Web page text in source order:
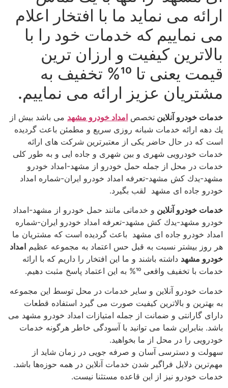
ارائه می نماید ما با افتخار اعلام
می نماییم كه خدمات خود را با
بالاترین كیفیت و ارزان ترین
قیمت یعنی تا 10% تخفیف به
مشتریان عزیز ارائه می نماییم.
خدمات خودرو آنلاین تخصص امداد خودرو مشهد می باشد بیش از
یك دهه ارائه خدمات شبانه روزی سریع و مطمئن باعث گردیده
است كه در حال حاضر یكی از معتبرترین شركت های ارائه
خدمات خودرویی شهری و بین شهری و جاده ایی و به طور كلی
خدمات در محل از جمله حمل خودرو از مشهد-امداد خودرو
مشهد-یدك كش مشهد-تعرفه امداد خودرو ایران-شماره امداد
خودرو جاده ای مشهد لقب بگیرد.
خدمات خودرو آنلاین و خدماتی مانند حمل خودرو از مشهد-امداد
خودرو مشهد-یدك كش مشهد-تعرفه امداد خودرو ایران-شماره
امداد خودرو جاده ای مشهد باعث گردیده است كه مشتریان ما
هر روز بیشتر نسبت به قبل حس اعتماد به مجموعه عظیم امداد
خودرو مشهد داشته باشند و ما این افتخار را داریم كه با ارائه
خدمات با تخفیف واقعی 10% به این اعتماد پاسخ مثبت دهیم.
خدمات خودرو آنلاین و سایر خدمات در محل توسط این مجموعه
به بهترین و بالاترین كیفیت صورت می گیرد استفاده قطعات
دارای گارانتی و ضمانت از جمله امتیازات امداد خودرو مشهد می
باشد. بنابراین شما می توانید با آسودگی خاطر هرگونه خدمات
خودرویی را در محل از ما بخواهید.
سهولت و دسترسی آسان و صرفه جویی در زمان شاید از
مهم‌ترین دلایل فراگیر شدن خدمات آنلاین در همه حوزه‌ها باشد.
خدمات خودرو نیز از این قاعده مستثنا نیست.